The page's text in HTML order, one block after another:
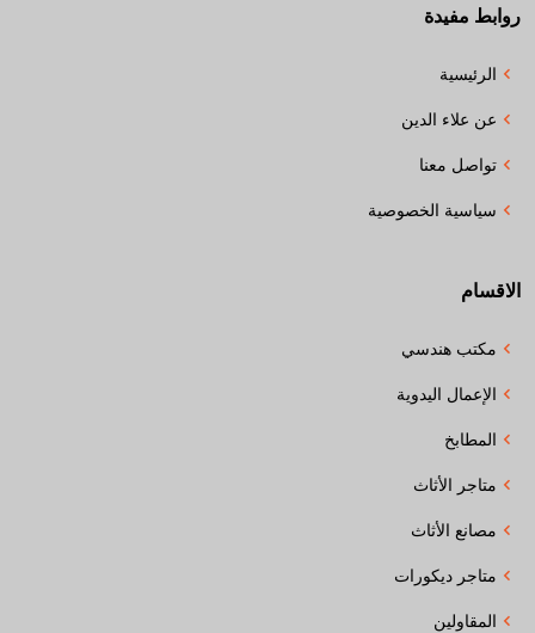
روابط مفيدة
الرئيسية
عن علاء الدين
تواصل معنا
سياسية الخصوصية
الاقسام
مكتب هندسي
الإعمال اليدوية
المطابخ
متاجر الأثاث
مصانع الأثاث
متاجر ديكورات
المقاولين